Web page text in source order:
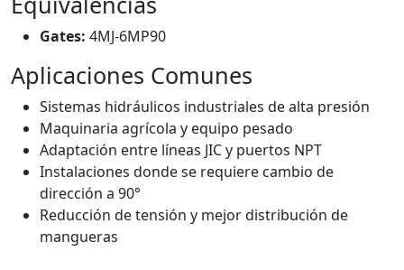
Gates: 4MJ-6MP90
Aplicaciones Comunes
Sistemas hidráulicos industriales de alta presión
Maquinaria agrícola y equipo pesado
Adaptación entre líneas JIC y puertos NPT
Instalaciones donde se requiere cambio de
dirección a 90°
Reducción de tensión y mejor distribución de
mangueras